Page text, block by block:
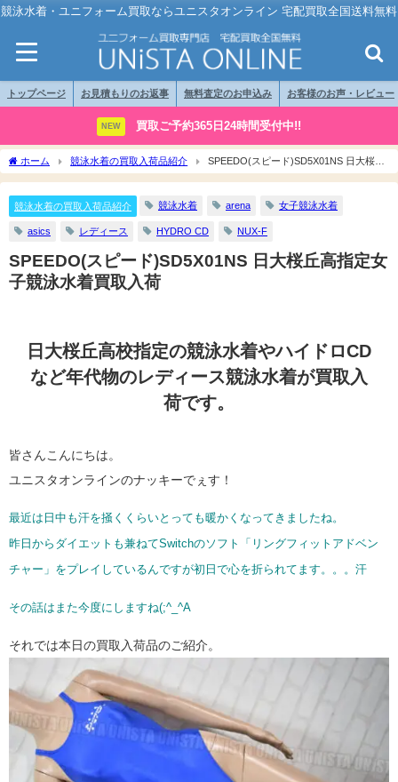
競泳水着・ユニフォーム買取ならユニスタオンライン 宅配買取全国送料無料
トップページ お見積もりのお返事 無料査定のお申込み お客様のお声・レビュー
NEW 買取ご予約365日24時間受付中!!
ホーム 競泳水着の買取入荷品紹介
SPEEDO(スピード)SD5X01NS 日大桜丘
高指定女子競泳水着買取入荷
競泳水着の買取入荷品紹介 競泳水着 arena 女子競泳水着
asics レディース HYDRO CD NUX-F
SPEEDO(スピード)SD5X01NS 日大桜丘高指定女
子競泳水着買取入荷
日大桜丘高校指定の競泳水着やハイドロCD
など年代物のレディース競泳水着が買取入
荷です。
皆さんこんにちは。
ユニスタオンラインのナッキーでぇす！
最近は日中も汗を掻くくらいとっても暖かくなってきましたね。
昨日からダイエットも兼ねてSwitchのソフト「リングフィットアドベン
チャー」をプレイしているんですが初日で心を折られてます。。。汗
その話はまた今度にしますね(;^_^A
それでは本日の買取入荷品のご紹介。